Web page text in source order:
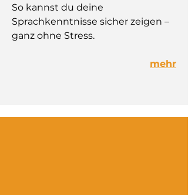
So kannst du deine
Sprachkenntnisse sicher zeigen –
ganz ohne Stress.
mehr